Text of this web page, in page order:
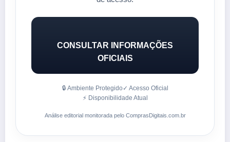
CONSULTAR INFORMAÇÕES
OFICIAIS
🔒 Ambiente Protegido ✓ Acesso Oficial
⚡ Disponibilidade Atual
Análise editorial monitorada pelo ComprasDigitais.com.br